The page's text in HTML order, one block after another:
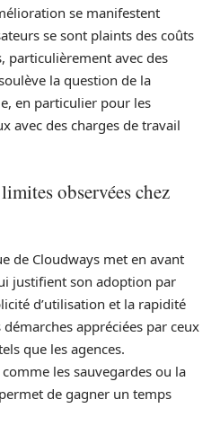
se manifestent
se sont plaints des coûts
particulièrement avec des
la question de la
en particulier pour les
avec des charges de travail
observées chez
de Cloudways met en avant
justifient son adoption par
d’utilisation et la rapidité
appréciées par ceux
que les agences.
les sauvegardes ou la
de gagner un temps